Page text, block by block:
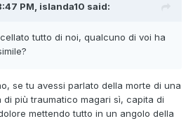
PM, islanda10 said:
tutto di noi, qualcuno di voi ha
se tu avessi parlato della morte di una
più traumatico magari sì, capita di
mettendo tutto in un angolo della